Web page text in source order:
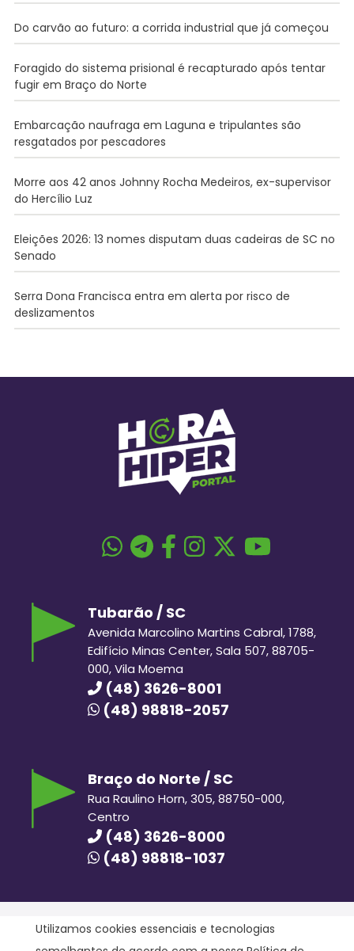
Do carvão ao futuro: a corrida industrial que já começou
Foragido do sistema prisional é recapturado após tentar
fugir em Braço do Norte
Embarcação naufraga em Laguna e tripulantes são
resgatados por pescadores
Morre aos 42 anos Johnny Rocha Medeiros, ex-supervisor
do Hercílio Luz
Eleições 2026: 13 nomes disputam duas cadeiras de SC no
Senado
Serra Dona Francisca entra em alerta por risco de
deslizamentos
Tubarão / SC
Avenida Marcolino Martins Cabral, 1788,
Edifício Minas Center, Sala 507, 88705-
000, Vila Moema
(48) 3626-8001
(48) 98818-2057
Braço do Norte / SC
Rua Raulino Horn, 305, 88750-000,
Centro
(48) 3626-8000
(48) 98818-1037
Utilizamos cookies essenciais e tecnologias